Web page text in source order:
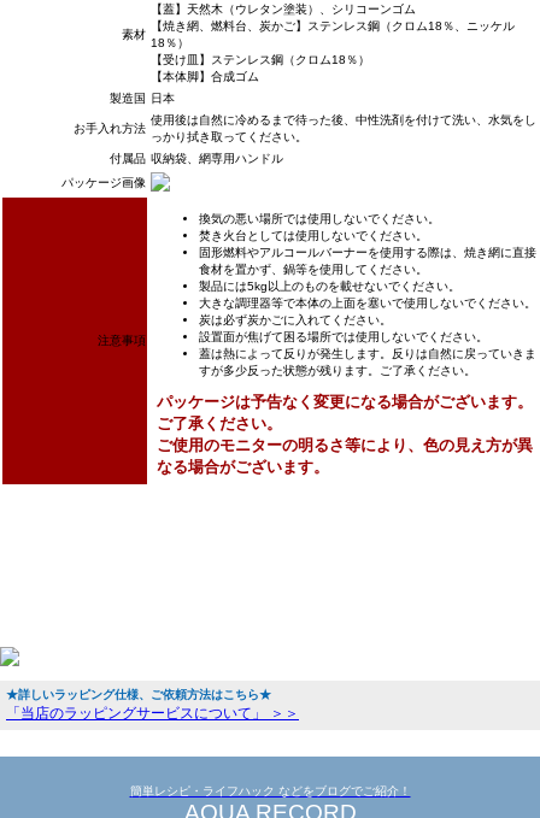
素材
【蓋】天然木（ウレタン塗装）、シリコーンゴム
【焼き網、燃料台、炭かご】ステンレス鋼（クロム18％、ニッケル
18％）
【受け皿】ステンレス鋼（クロム18％）
【本体脚】合成ゴム
製造国
日本
お手入れ方法
使用後は自然に冷めるまで待った後、中性洗剤を付けて洗い、水気をし
っかり拭き取ってください。
付属品 収納袋、網専用ハンドル
パッケージ画像
注意事項
換気の悪い場所では使用しないでください。
焚き火台としては使用しないでください。
固形燃料やアルコールバーナーを使用する際は、焼き網に直接
食材を置かず、鍋等を使用してください。
製品には5kg以上のものを載せないでください。
大きな調理器等で本体の上面を塞いで使用しないでください。
炭は必ず炭かごに入れてください。
設置面が焦げて困る場所では使用しないでください。
蓋は熱によって反りが発生します。反りは自然に戻っていきま
すが多少反った状態が残ります。ご了承ください。
パッケージは予告なく変更になる場合がございます。
ご了承ください。
ご使用のモニターの明るさ等により、色の見え方が異
なる場合がございます。
★詳しいラッピング仕様、ご依頼方法はこちら★
「当店のラッピングサービスについて」 ＞＞
簡単レシピ・ライフハック などをブログでご紹介！
AQUA RECORD